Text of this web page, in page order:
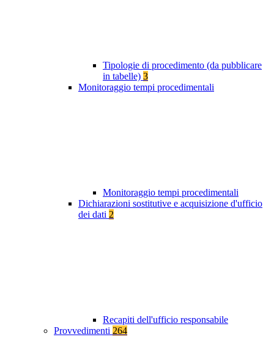
Tipologie di procedimento (da pubblicare
in tabelle) 3
Monitoraggio tempi procedimentali
Monitoraggio tempi procedimentali
Dichiarazioni sostitutive e acquisizione d'ufficio
dei dati 2
Recapiti dell'ufficio responsabile
Provvedimenti 264